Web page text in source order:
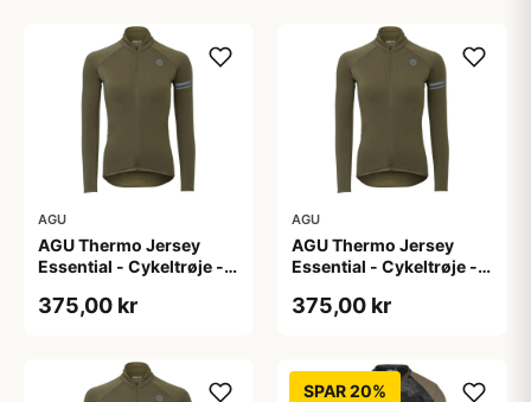
AGU
AGU Thermo Jersey
Essential - Cykeltrøje -
S
375,00 kr
AGU
AGU Thermo Jersey
Essential - Cykeltrøje -
XL
375,00 kr
SPAR 20%